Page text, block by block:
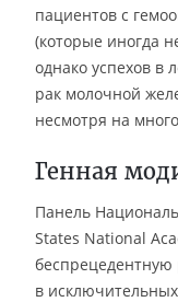
пациентов с
(которые иногда
однако успехов в
рак молочной
несмотря на
Генная
Панель
States National
в